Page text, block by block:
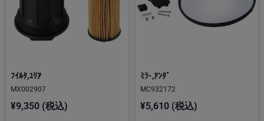
ﾌｲﾙﾀ,ﾕﾘｱ
MX002907
¥9,350 (税込)
ﾐﾗ-,ｱﾝﾀﾞ
MC932172
¥5,610 (税込)